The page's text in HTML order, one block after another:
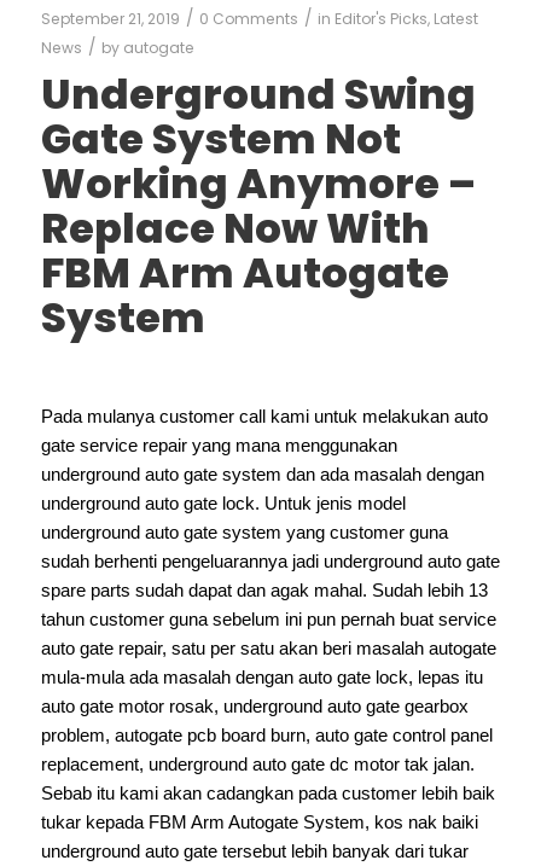
September 21, 2019 / 0 Comments / in Editor's Picks, Latest
News / by autogate
Underground Swing
Gate System Not
Working Anymore –
Replace Now With
FBM Arm Autogate
System
Pada mulanya customer call kami untuk melakukan auto
gate service repair yang mana menggunakan
underground auto gate system dan ada masalah dengan
underground auto gate lock. Untuk jenis model
underground auto gate system yang customer guna
sudah berhenti pengeluarannya jadi underground auto gate
spare parts sudah dapat dan agak mahal. Sudah lebih 13
tahun customer guna sebelum ini pun pernah buat service
auto gate repair, satu per satu akan beri masalah autogate
mula-mula ada masalah dengan auto gate lock, lepas itu
auto gate motor rosak, underground auto gate gearbox
problem, autogate pcb board burn, auto gate control panel
replacement, underground auto gate dc motor tak jalan.
Sebab itu kami akan cadangkan pada customer lebih baik
tukar kepada FBM Arm Autogate System, kos nak baiki
underground auto gate tersebut lebih banyak dari tukar